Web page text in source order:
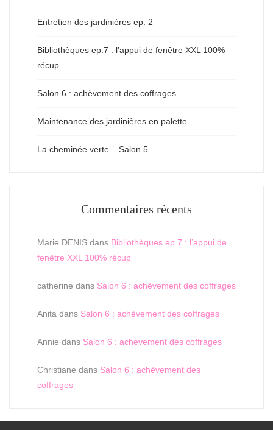
Entretien des jardinières ep. 2
Bibliothèques ep.7 : l’appui de fenêtre XXL 100%
récup
Salon 6 : achèvement des coffrages
Maintenance des jardinières en palette
La cheminée verte – Salon 5
Commentaires récents
Marie DENIS dans Bibliothèques ep.7 : l’appui de
fenêtre XXL 100% récup
catherine dans Salon 6 : achèvement des coffrages
Anita dans Salon 6 : achèvement des coffrages
Annie dans Salon 6 : achèvement des coffrages
Christiane dans Salon 6 : achèvement des
coffrages